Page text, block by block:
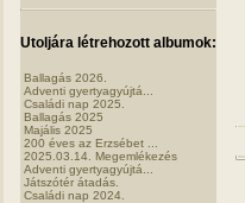
Utoljára létrehozott albumok:
Ballagás 2026.
Adventi gyertyagyújtá...
Családi nap 2025.
Ballagás 2025
Majális 2025
200 éves az Erzsébet ...
2025.03.14. Megemlékezés
Adventi gyertyagyújtá...
Játszótér átadás.
Családi nap 2024.